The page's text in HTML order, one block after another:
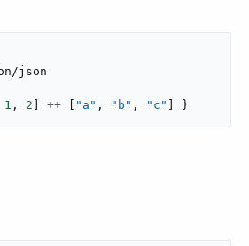
json
1 , 2 ++ "a" , "b" , "c" }